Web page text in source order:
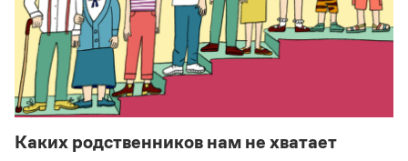
Каких родственников нам не хватает